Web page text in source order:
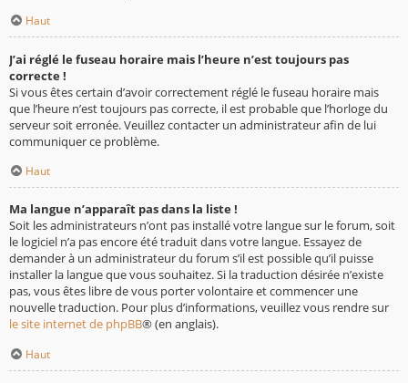
Haut
J’ai réglé le fuseau horaire mais l’heure n’est toujours pas
correcte !
Si vous êtes certain d’avoir correctement réglé le fuseau horaire mais
que l’heure n’est toujours pas correcte, il est probable que l’horloge du
serveur soit erronée. Veuillez contacter un administrateur afin de lui
communiquer ce problème.
Haut
Ma langue n’apparaît pas dans la liste !
Soit les administrateurs n’ont pas installé votre langue sur le forum, soit
le logiciel n’a pas encore été traduit dans votre langue. Essayez de
demander à un administrateur du forum s’il est possible qu’il puisse
installer la langue que vous souhaitez. Si la traduction désirée n’existe
pas, vous êtes libre de vous porter volontaire et commencer une
nouvelle traduction. Pour plus d’informations, veuillez vous rendre sur
le site internet de phpBB® (en anglais).
Haut